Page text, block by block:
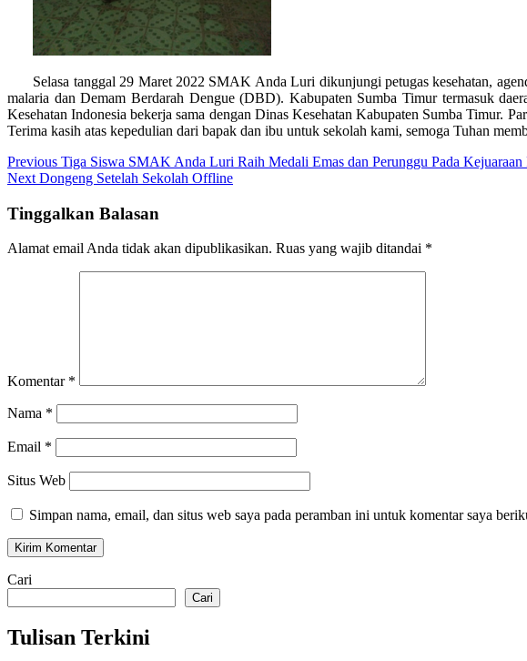
Selasa tanggal 29 Maret 2022 SMAK Anda Luri dikunjungi petugas kesehatan,
malaria dan Demam Berdarah Dengue (DBD). Kabupaten Sumba Timur termasuk
Kesehatan Indonesia bekerja sama dengan Dinas Kesehatan Kabupaten Sumba Timur.
Terima kasih atas kepedulian dari bapak dan ibu untuk sekolah kami, semoga Tuhan
Navigasi
pos
Previous Previous
post:
Tiga Siswa SMAK Anda Luri Raih Medali Emas dan Perunggu Pada
Next Next
Dongeng Setelah Sekolah Offline
Tinggalkan Balasan
Alamat email Anda tidak akan dipublikasikan. Ruas yang wajib ditandai *
Komentar *
Nama *
Email *
Situs Web
Simpan nama, email, dan situs web saya pada peramban ini untuk komentar saya
Cari
Cari
Tulisan Terkini